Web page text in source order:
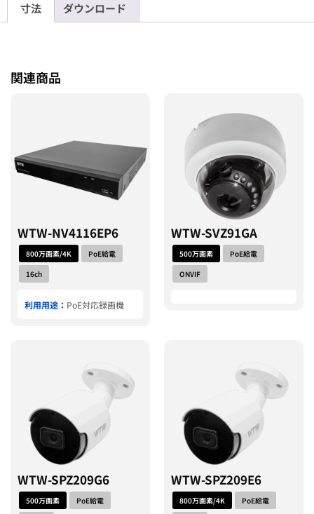
寸法 ダウンロード
関連商品
WTW-NV4116EP6
800万画素/4K
PoE給電
16ch
利用用途： PoE対応録画機
WTW-SVZ91GA
500万画素
PoE給電
ONVIF
WTW-SPZ209G6
500万画素
PoE給電
WTW-SPZ209E6
800万画素/4K
PoE給電